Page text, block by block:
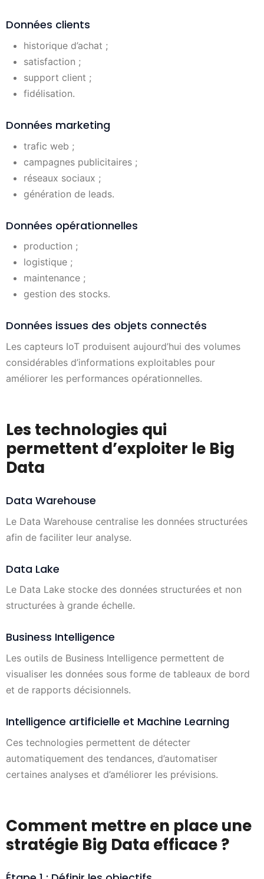
Données clients
historique d’achat ;
satisfaction ;
support client ;
fidélisation.
Données marketing
trafic web ;
campagnes publicitaires ;
réseaux sociaux ;
génération de leads.
Données opérationnelles
production ;
logistique ;
maintenance ;
gestion des stocks.
Données issues des objets connectés
Les capteurs IoT produisent aujourd’hui des volumes
considérables d’informations exploitables pour
améliorer les performances opérationnelles.
Les technologies qui
permettent d’exploiter le Big
Data
Data Warehouse
Le Data Warehouse centralise les données structurées
afin de faciliter leur analyse.
Data Lake
Le Data Lake stocke des données structurées et non
structurées à grande échelle.
Business Intelligence
Les outils de Business Intelligence permettent de
visualiser les données sous forme de tableaux de bord
et de rapports décisionnels.
Intelligence artificielle et Machine Learning
Ces technologies permettent de détecter
automatiquement des tendances, d’automatiser
certaines analyses et d’améliorer les prévisions.
Comment mettre en place une
stratégie Big Data efficace ?